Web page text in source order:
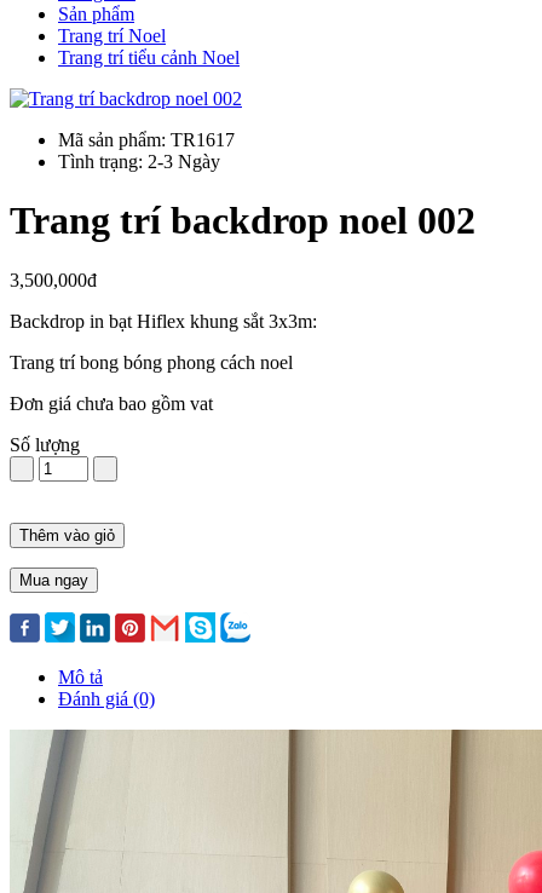
Sản phẩm
Trang trí Noel
Trang trí tiểu cảnh Noel
Mã sản phẩm: TR1617
Tình trạng: 2-3 Ngày
Trang trí backdrop noel 002
3,500,000đ
Backdrop in bạt Hiflex khung sắt 3x3m:
Trang trí bong bóng phong cách noel
Đơn giá chưa bao gồm vat
Số lượng
Thêm vào giỏ
Mua ngay
Mô tả
Đánh giá (0)